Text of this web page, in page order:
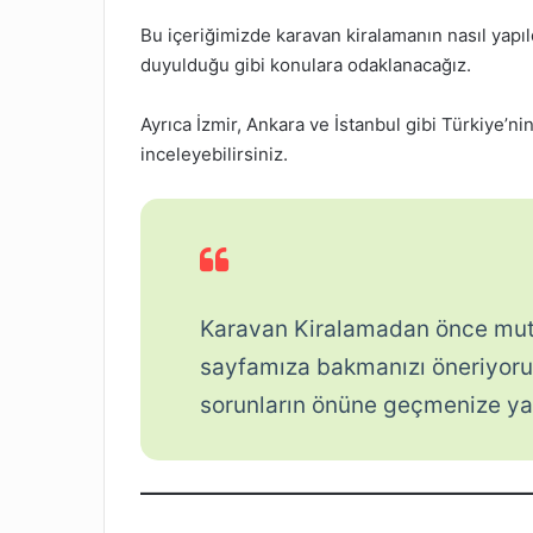
Bu içeriğimizde karavan kiralamanın nasıl
duyulduğu gibi konulara odaklanacağız.
Ayrıca İzmir, Ankara ve İstanbul gibi
inceleyebilirsiniz.
Karavan Kiralamadan önce
sayfamıza bakmanızı
sorunların önüne geçmenize